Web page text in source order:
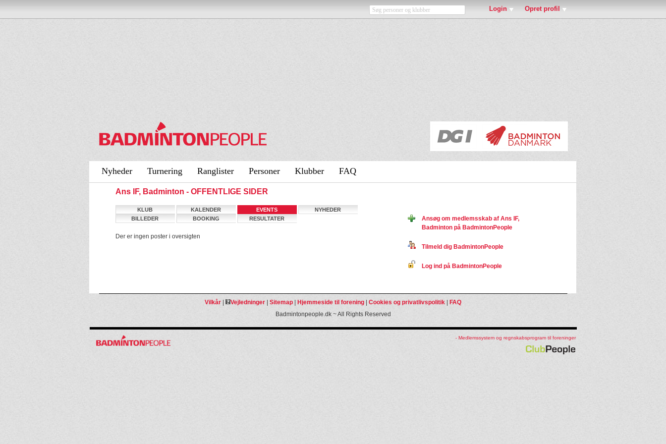
Login Opret profil
Nyheder Turnering Ranglister Personer Klubber FAQ
Ans IF, Badminton - OFFENTLIGE SIDER
KLUB KALENDER EVENTS
NYHEDER
BILLEDER
BOOKING RESULTATER
Der er ingen poster i oversigten
Ansøg om medlemsskab af Ans IF,
Badminton på BadmintonPeople
Tilmeld dig BadmintonPeople
Log ind på BadmintonPeople
Vilkår Vejledninger Sitemap Hjemmeside til forening Cookies og privatlivspolitik
FAQ
Badmintonpeople.dk ~ All Rights Reserved
- Medlemssystem og regnskabsprogram til foreninger